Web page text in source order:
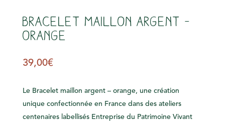
Bracelet maillon argent –
orange
39,00€
Le Bracelet maillon argent – orange, une création
unique confectionnée en France dans des ateliers
centenaires labellisés Entreprise du Patrimoine Vivant